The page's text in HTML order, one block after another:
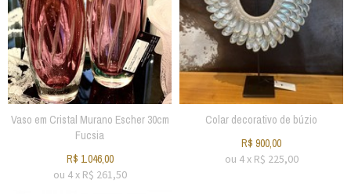
Vaso em Cristal Murano Escher 30cm
Fucsia
R$ 1.046,00
ou 4x R$ 261,50
Colar decorativo de búzio
R$ 900,00
ou 4x R$ 225,00